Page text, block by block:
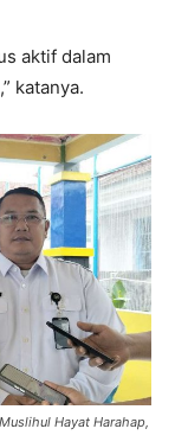
aktif dalam
katanya.
Hayat Harahap,